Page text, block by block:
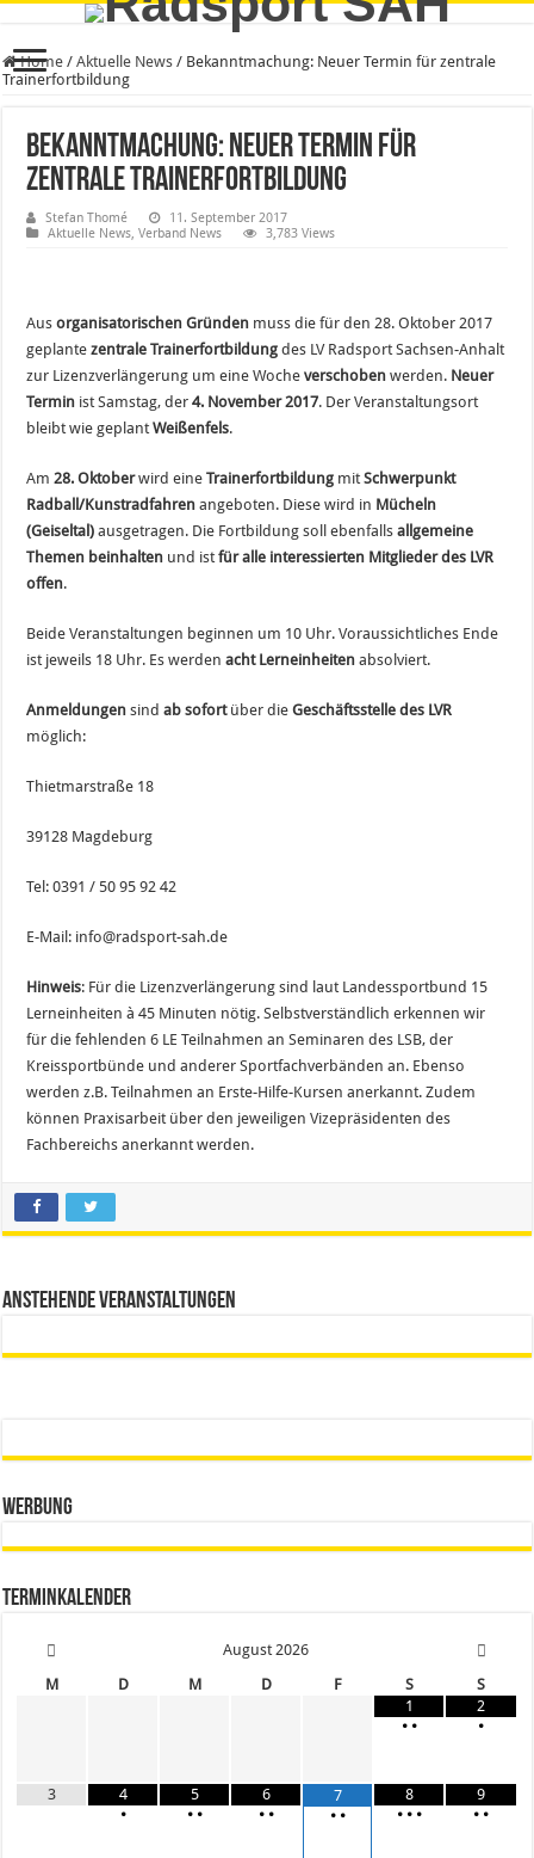
Home / Aktuelle News / Bekanntmachung: Neuer Termin für zentrale
Trainerfortbildung
Bekanntmachung: Neuer Termin für
zentrale Trainerfortbildung
Stefan Thomé
11. September 2017
Aktuelle News,Verband News 3,783 Views
Ausorganisatorischen Gründen muss die für den 28. Oktober 2017
geplantezentrale Trainerfortbildung des LV Radsport Sachsen-Anhalt
zur Lizenzverlängerung um eine Wocheverschoben werden. Neuer
Termin ist Samstag, der4. November 2017. Der Veranstaltungsort
bleibt wie geplantWeißenfels.
Am28. Oktoberwird eineTrainerfortbildung mitSchwerpunkt
Radball/Kunstradfahren angeboten. Diese wird in Mücheln
(Geiseltal) ausgetragen. Die Fortbildung soll ebenfallsallgemeine
Themen beinhalten und istfür alle interessierten Mitglieder des LVR
offen.
Beide Veranstaltungen beginnen um 10 Uhr. Voraussichtliches Ende
ist jeweils 18 Uhr. Es werdenacht Lerneinheiten absolviert.
Anmeldungen sindab sofortüber dieGeschäftsstelle des LVR
möglich:
Thietmarstraße 18
39128 Magdeburg
Tel: 0391 / 50 95 92 42
E-Mail: info@radsport-sah.de
Hinweis: Für die Lizenzverlängerung sind laut Landessportbund 15
Lerneinheiten à 45 Minuten nötig. Selbstverständlich erkennen wir
für die fehlenden 6 LE Teilnahmen an Seminaren des LSB, der
Kreissportbünde und anderer Sportfachverbänden an. Ebenso
werden z.B. Teilnahmen an Erste-Hilfe-Kursen anerkannt. Zudem
können Praxisarbeit über den jeweiligen Vizepräsidenten des
Fachbereichs anerkannt werden.
Anstehende Veranstaltungen
Werbung
Terminkalender
August 2026
M
D M D F S
S
1
• •
2
•
3
4
•
5
• •
6
• •
7
• •
8
• • •
9
• •